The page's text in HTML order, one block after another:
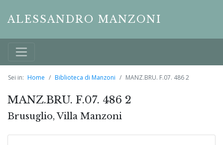
ALESSANDRO MANZONI
Sei in: Home Biblioteca di Manzoni MANZ.BRU. F.07. 486 2
MANZ.BRU. F.07. 486 2
Brusuglio, Villa Manzoni